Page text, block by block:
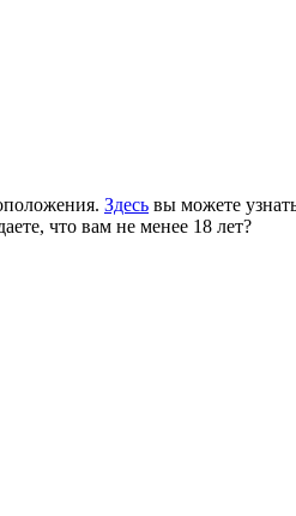
Здесь вы можете
что вам не менее 18 лет?